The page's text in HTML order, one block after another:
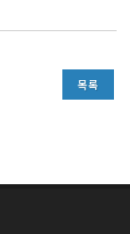
목록